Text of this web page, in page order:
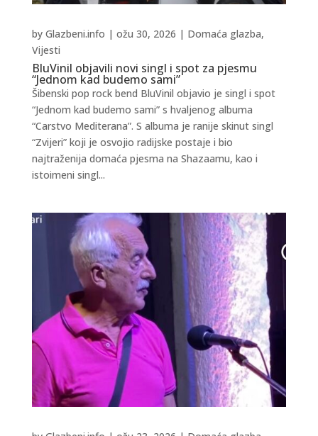
BluVinil objavili novi singl i spot za pjesmu
“Jednom kad budemo sami”
by Glazbeni.info | ožu 30, 2026 | Domaća glazba,
Vijesti
Šibenski pop rock bend BluVinil objavio je singl i spot
“Jednom kad budemo sami” s hvaljenog albuma
“Carstvo Mediterana”. S albuma je ranije skinut singl
“Zvijeri” koji je osvojio radijske postaje i bio
najtraženija domaća pjesma na Shazaamu, kao i
istoimeni singl...